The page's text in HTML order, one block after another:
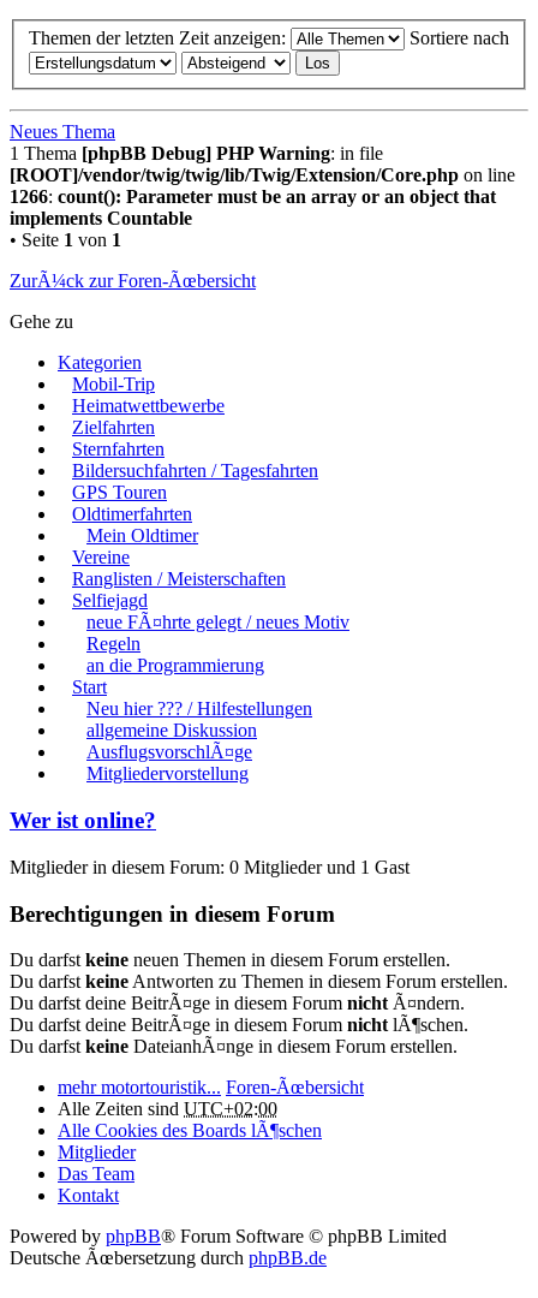
Themen der letzten Zeit anzeigen: Sortiere nach
Neues Thema
1 Thema [phpBB Debug] PHP Warning: in file
[ROOT]/vendor/twig/twig/lib/Twig/Extension/Core.php on line
1266: count(): Parameter must be an array or an object that
implements Countable
• Seite 1 von 1
ZurÃ¼ck zur Foren-Ãœbersicht
Gehe zu
Kategorien
Mobil-Trip
Heimatwettbewerbe
Zielfahrten
Sternfahrten
Bildersuchfahrten / Tagesfahrten
GPS Touren
Oldtimerfahrten
Mein Oldtimer
Vereine
Ranglisten / Meisterschaften
Selfiejagd
neue FÃ¤hrte gelegt / neues Motiv
Regeln
an die Programmierung
Start
Neu hier ??? / Hilfestellungen
allgemeine Diskussion
AusflugsvorschlÃ¤ge
Mitgliedervorstellung
Wer ist online?
Mitglieder in diesem Forum: 0 Mitglieder und 1 Gast
Berechtigungen in diesem Forum
Du darfst keine neuen Themen in diesem Forum erstellen.
Du darfst keine Antworten zu Themen in diesem Forum erstellen.
Du darfst deine BeitrÃ¤ge in diesem Forum nicht Ã¤ndern.
Du darfst deine BeitrÃ¤ge in diesem Forum nicht lÃ¶schen.
Du darfst keine DateianhÃ¤nge in diesem Forum erstellen.
mehr motortouristik... Foren-Ãœbersicht
Alle Zeiten sind UTC+02:00
Alle Cookies des Boards lÃ¶schen
Mitglieder
Das Team
Kontakt
Powered by phpBB® Forum Software © phpBB Limited
Deutsche Ãœbersetzung durch phpBB.de